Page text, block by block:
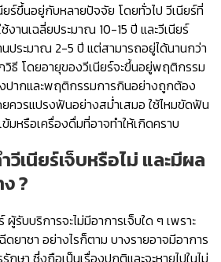
ยร์ขึ้นอยู่กับหลายปัจจัย โดยทั่วไป วีเนียร์ที่
งานเฉลี่ยประมาณ 10-15 ปี และวีเนียร์
ประมาณ 2-5 ปี แต่สามารถอยู่ได้นานกว่า
ธี โดยอายุของวีเนียร์จะขึ้นอยู่พฤติกรรม
ปากและพฤติกรรมการกินอย่างถูกต้อง
ควรแปรงฟันอย่างสม่ำเสมอ ใช้ไหมขัดฟัน
มหรือเครื่องดื่มที่อาจทำให้เกิดคราบ
เนียร์เจ็บหรือไม่ และมีผล
?
ผู้รับบริการจะไม่มีอาการเจ็บใด ๆ เพราะ
ยาชา อย่างไรก็ตาม บางรายอาจมีอาการ
ษา ซึ่งถือเป็นเรื่องปกติและจะหายไปในไม่